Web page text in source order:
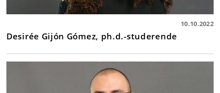
10.10.2022
Desirée Gijón Gómez, ph.d.-studerende